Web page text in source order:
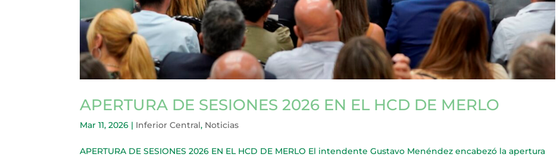
APERTURA DE SESIONES 2026 EN EL HCD DE MERLO
Mar 11, 2026 | Inferior Central, Noticias
APERTURA DE SESIONES 2026 EN EL HCD DE MERLO El intendente Gustavo Menéndez encabezó la apertura